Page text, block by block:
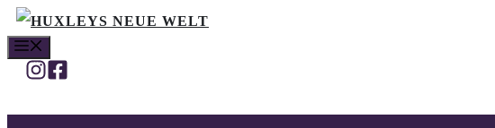
Zum
Inhalt
springen